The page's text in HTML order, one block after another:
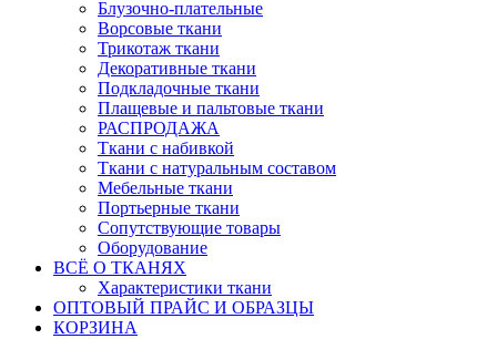
Блузочно-плательные
Ворсовые ткани
Трикотаж ткани
Декоративные ткани
Подкладочные ткани
Плащевые и пальтовые ткани
РАСПРОДАЖА
Ткани с набивкой
Ткани с натуральным составом
Мебельные ткани
Портьерные ткани
Сопутствующие товары
Оборудование
ВСЁ О ТКАНЯХ
Характеристики ткани
ОПТОВЫЙ ПРАЙС И ОБРАЗЦЫ
КОРЗИНА